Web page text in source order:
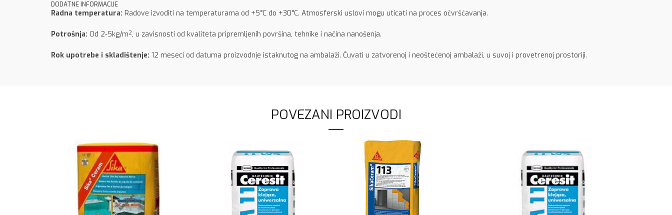
DODATNE INFORMACIJE
Radna temperatura: Radove izvoditi na temperaturama od +5°C do +30°C. Atmosferski uslovi mogu uticati na proces očvršćavanja.
Potrošnja: Od 2-5kg/m², u zavisnosti od kvaliteta pripremljenih površina, tehnike i načina nanošenja.
Rok upotrebe i skladištenje: 12 meseci od datuma proizvodnje istaknutog na ambalaži. Čuvati u zatvorenoj i neoštećenoj ambalaži, u suvoj i provetrenoj prostoriji.
POVEZANI PROIZVODI